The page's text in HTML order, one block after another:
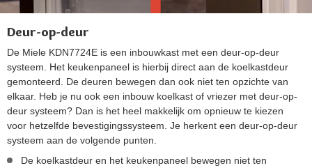
Deur-op-deur
De Miele KDN7724E is een inbouwkast met een deur-op-deur
systeem. Het keukenpaneel is hierbij direct aan de koelkastdeur
gemonteerd. De deuren bewegen dan ook niet ten opzichte van
elkaar. Heb je nu ook een inbouw koelkast of vriezer met deur-op-
deur systeem? Dan is het heel makkelijk om opnieuw te kiezen
voor hetzelfde bevestigingssysteem. Je herkent een deur-op-deur
systeem aan de volgende punten.
De koelkastdeur en het keukenpaneel bewegen niet ten